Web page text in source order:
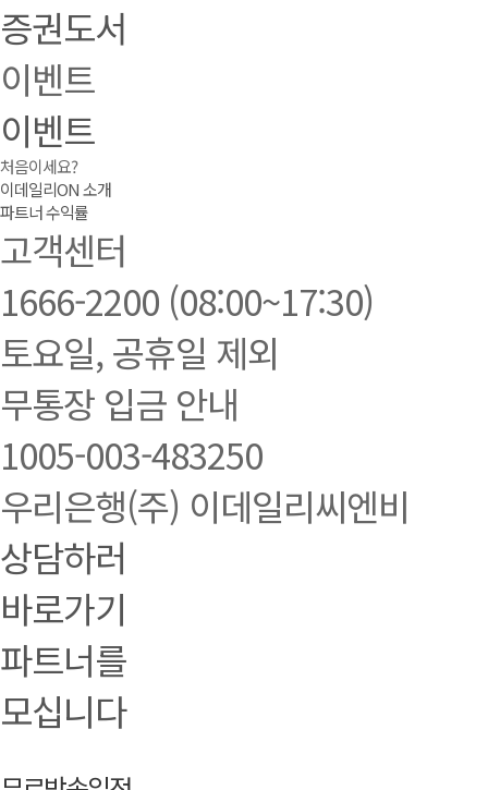
증권도서
이벤트
이벤트
처음이세요?
이데일리ON 소개
파트너 수익률
고객센터
1666-2200 (08:00~17:30)
토요일, 공휴일 제외
무통장 입금 안내
1005-003-483250
우리은행(주) 이데일리씨엔비
상담하러
바로가기
파트너를
모십니다